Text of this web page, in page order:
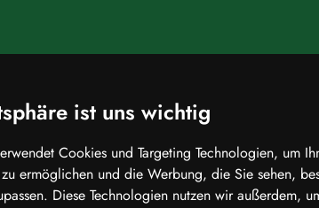
ist uns wichtig
Cookies und Targeting Technologien, um
zu ermöglichen und die Werbung, die Sie sehen,
Diese Technologien nutzen wir außerdem,